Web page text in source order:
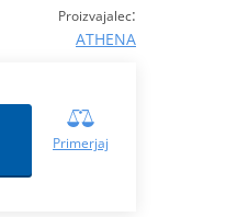
Proizvajalec:
ATHENA
Primerjaj